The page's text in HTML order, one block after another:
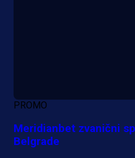
PROMO
Meridianbet zvanični
Belgrade